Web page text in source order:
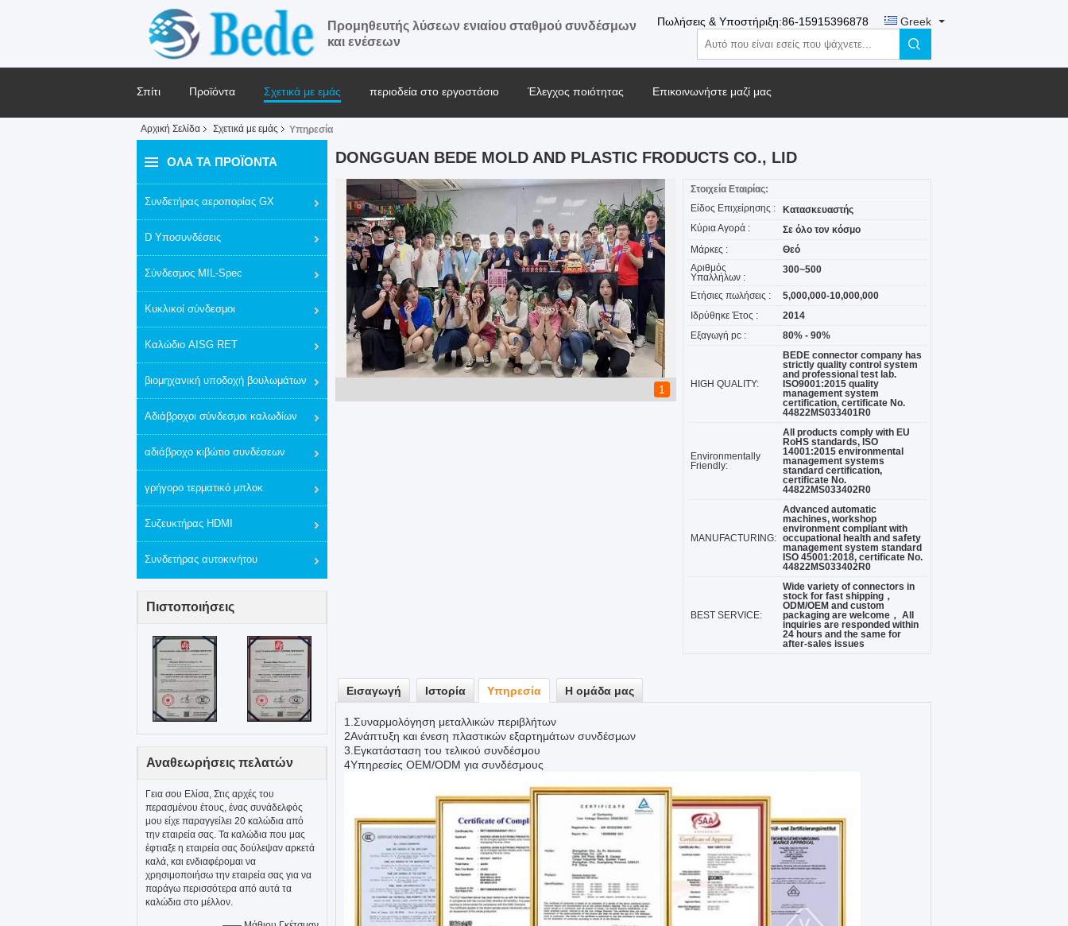
Προμηθευτής λύσεων ενιαίου σταθμού συνδέσμων
και ενέσεων
Πωλήσεις & Υποστήριξη:86-15915396878 Greek
Σπίτι Προϊόντα Σχετικά με εμάς περιοδεία στο εργοστάσιο Έλεγχος ποιότητας Επικοινωνήστε μαζί μας
Ζητήστε ένα απόσπασμα Ειδήσεις
Αρχική Σελίδα Σχετικά με εμάς Υπηρεσία
ΌΛΑ ΤΑ ΠΡΟΪΌΝΤΑ
Συνδετήρας αεροπορίας GX
D Υποσυνδέσεις
Σύνδεσμος MIL-Spec
Κυκλικοί σύνδεσμοι
Καλώδιο AISG RET
βιομηχανική υποδοχή βουλωμάτων
Αδιάβροχοι σύνδεσμοι καλωδίων
αδιάβροχο κιβώτιο συνδέσεων
γρήγορο τερματικό μπλοκ
Συζευκτήρας HDMI
Συνδετήρας αυτοκινήτου
Πιστοποιήσεις
Αναθεωρήσεις πελατών
Γεια σου Ελίσα, Στις αρχές του
περασμένου έτους, ένας συνάδελφός
μου είχε παραγγείλει 20 καλώδια από
την εταιρεία σας. Τα καλώδια που μας
έφτιαξε η εταιρεία σας δούλεψαν αρκετά
καλά, και ενδιαφέρομαι να
χρησιμοποιήσω την εταιρεία σας για να
παράγω περισσότερα από αυτά τα
καλώδια στο μέλλον.
DONGGUAN BEDE MOLD AND PLASTIC FRODUCTS CO., LID
1
Στοιχεία Εταιρίας:
Είδος Επιχείρησης :
Κατασκευαστής
Κύρια Αγορά :
Σε όλο τον κόσμο
Μάρκες :
Θεό
Αριθμός
Υπαλλήλων :
300~500
Ετήσιες πωλήσεις :
5,000,000-10,000,000
Ιδρύθηκε Έτος :
2014
Εξαγωγή pc :
80% - 90%
HIGH QUALITY:
BEDE connector company has
strictly quality control system
and professional test lab.
ISO9001:2015 quality
management system
certification, certificate No.
44822MS033401R0
Environmentally
Friendly:
All products comply with EU
RoHS standards, ISO
14001:2015 environmental
management systems
standard certification,
certificate No.
44822MS033402R0
MANUFACTURING:
Advanced automatic
machines, workshop
environment compliant with
occupational health and safety
management system standard
ISO 45001:2018, certificate No.
44822MS033402R0
BEST SERVICE:
Wide variety of connectors in
stock for fast shipping，
ODM/OEM and custom
packaging are welcome， All
inquiries are responded within
24 hours and the same for
after-sales issues
Εισαγωγή Ιστορία Υπηρεσία Η ομάδα μας
1.Συναρμολόγηση μεταλλικών περιβλήτων
2Ανάπτυξη και ένεση πλαστικών εξαρτημάτων συνδέσμων
3.Εγκατάσταση του τελικού συνδέσμου
4Υπηρεσίες OEM/ODM για συνδέσμους